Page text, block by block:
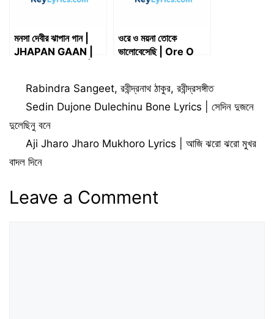
মনসা দেবীর ঝাপান গান |
JHAPAN GAAN |
ওরে ও ময়না তোকে
ভালোবেসেছি | Ore O
Lyrics
Categories
Rabindra Sangeet,রবীন্দ্রনাথ ঠাকুর,রবীন্দ্রসঙ্গীত
Sedin Dujone Dulechinu Bone Lyrics | সেদিন দুজনে
দুলেছিনু বনে
Aji Jharo Jharo Mukhoro Lyrics | আজি ঝরো ঝরো মুখর
বাদল দিনে
Leave a Comment